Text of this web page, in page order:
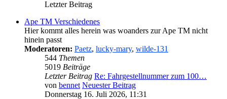
Letzter Beitrag
Ape TM Verschiedenes
Hier kommt alles herein was woanders zur Ape TM nicht
hinein passt
Moderatoren: Paetz, lucky-mary, wilde-131
544 Themen
5019 Beiträge
Letzter Beitrag Re: Fahrgestellnummer zum 100…
von bennet Neuester Beitrag
Donnerstag 16. Juli 2026, 11:31